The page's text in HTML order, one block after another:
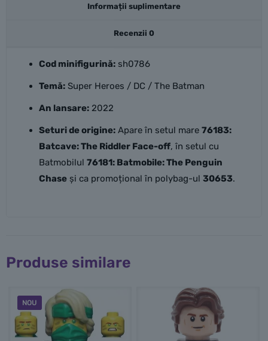
Informații suplimentare
Recenzii 0
Cod minifigurină:sh0786
Temă:Super Heroes / DC / The Batman
An lansare:2022
Seturi de origine:Apare în setul mare 76183:
Batcave: The Riddler Face-off, în setul cu
Batmobilul 76181: Batmobile: The Penguin
Chaseși ca promoțional în polybag-ul 30653.
Produse similare
NOU